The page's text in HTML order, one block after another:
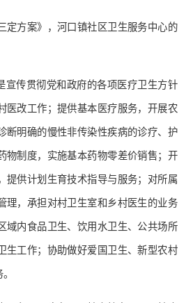
定方案》，河口镇社区卫生服务中心的
宣传贯彻党和政府的各项医疗卫生方针
医改工作；提供基本医疗服务，开展农
断明确的慢性非传染性疾病的诊疗、护
物制度，实施基本药物零差价销售；开
提供计划生育技术指导与服务；对所属
理，承担对村卫生室和乡村医生的业务
域内食品卫生、饮用水卫生、公共场所
生工作；协助做好爱国卫生、新型农村